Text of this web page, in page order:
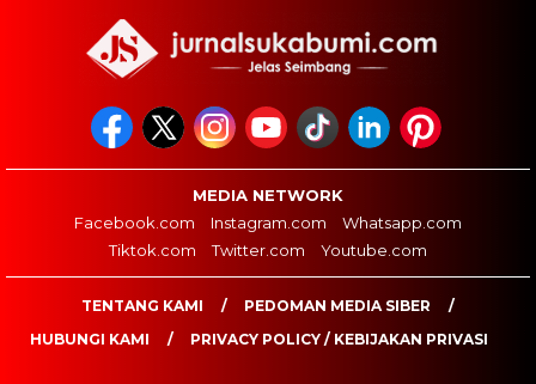
MEDIA NETWORK
Facebook.com
Instagram.com
Whatsapp.com
Tiktok.com
Twitter.com Youtube.com
TENTANG KAMI
PEDOMAN MEDIA SIBER
HUBUNGI KAMI
PRIVACY POLICY / KEBIJAKAN PRIVASI